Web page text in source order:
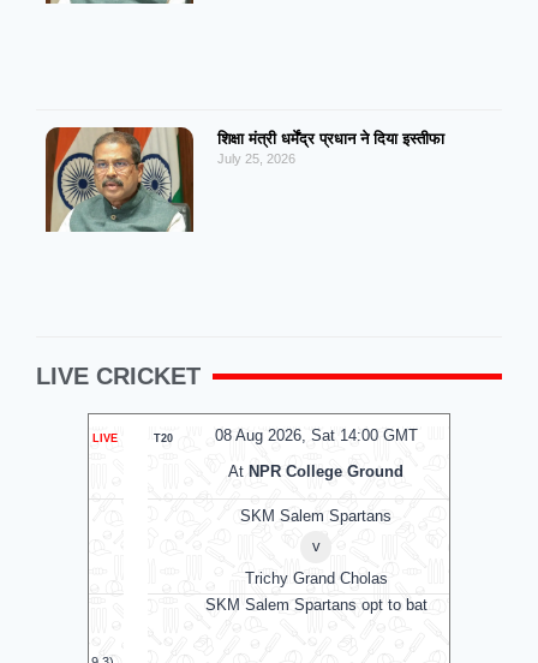
शिक्षा मंत्री धर्मेंद्र प्रधान ने दिया इस्तीफा
July 25, 2026
LIVE CRICKET
08 Aug 2026, Sat 14:00 GMT
T20 LIVE
NPR College Ground
SKM Salem Spartans
Trichy Grand Cholas
SKM Salem Spartans opt to bat